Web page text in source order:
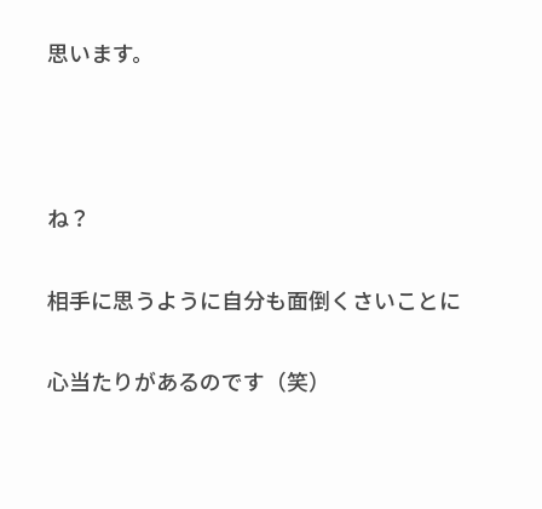
思います。
ね？
相手に思うように自分も面倒くさいことに
心当たりがあるのです（笑）